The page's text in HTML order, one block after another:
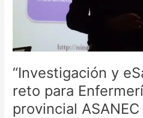
saludable
“Investigación y
reto para
provincial ASANEC